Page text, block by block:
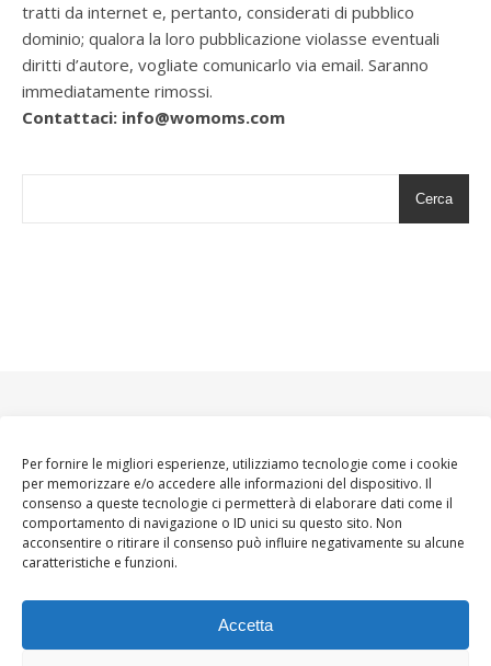
Per fornire le migliori esperienze, utilizziamo tecnologie come i cookie
per memorizzare e/o accedere alle informazioni del dispositivo. Il
consenso a queste tecnologie ci permetterà di elaborare dati come il
comportamento di navigazione o ID unici su questo sito. Non
acconsentire o ritirare il consenso può influire negativamente su alcune
caratteristiche e funzioni.
Accetta
tratti da internet e, pertanto, considerati di pubblico
dominio; qualora la loro pubblicazione violasse eventuali
diritti d’autore, vogliate comunicarlo via email. Saranno
immediatamente rimossi.
Contattaci: info@womoms.com
Cerca